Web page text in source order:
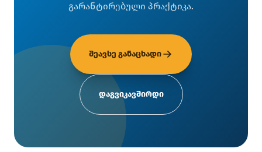
გარანტირებული პრაქტიკა.
შეავსე განაცხადი
დაგვიკავშირდი